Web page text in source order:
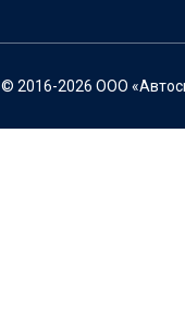
© 2016-2026 ООО